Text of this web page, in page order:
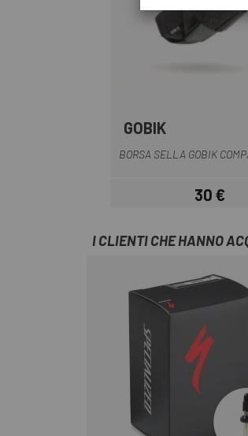
GOBIK
BORSA SELLA GOBIK
Prezzo
30 €
I CLIENTI CHE HANNO